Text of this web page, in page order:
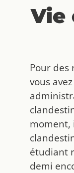
Vie
Pour des
vous
moment,
étudiant
demi